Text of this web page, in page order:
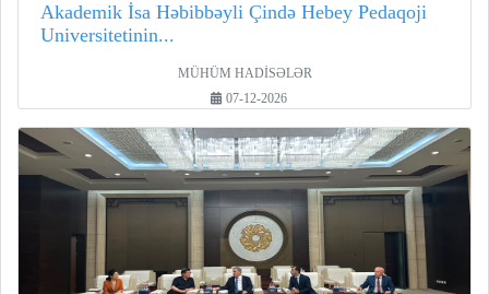
Akademik İsa Həbibbəyli Çində Hebey Pedaqoji
Universitetinin...
MÜHÜM HADİSƏLƏR
07-12-2026